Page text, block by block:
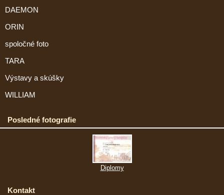
DAEMON
ORIN
spoločné foto
TARA
Výstavy a skúšky
WILLIAM
Posledné fotografie
Diplomy
Kontakt